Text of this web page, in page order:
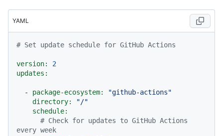
YAML
# Set update schedule for GitHub Actions
version:
2
updates:
- package-ecosystem:
"github-actions"
directory:
"/"
schedule:
# Check for updates to GitHub Actions
every week